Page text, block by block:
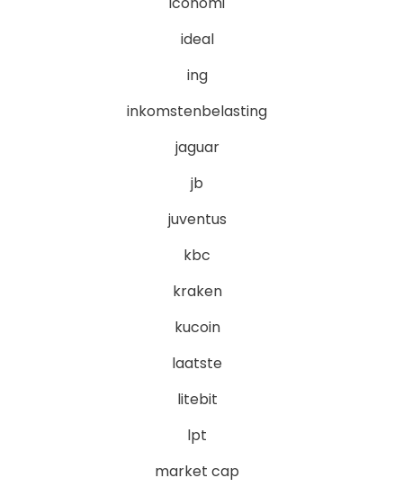
ideal
ing
inkomstenbelasting
jaguar
jb
juventus
kbc
kraken
kucoin
laatste
litebit
lpt
market cap